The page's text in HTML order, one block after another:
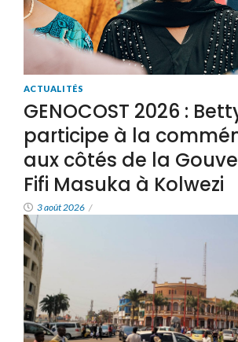
ACTUALITÉS
GENOCOST 2026 :
participe à la
aux côtés de la
Fifi Masuka à Kolwezi
3 août 2026 /